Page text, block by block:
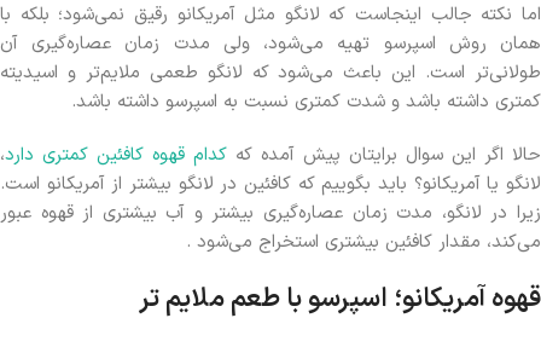
اما نکته جالب اینجاست که لانگو مثل آمریکانو رقیق نمی‌شود؛ بلکه با
همان روش اسپرسو تهیه می‌شود، ولی مدت زمان عصاره‌گیری آن
طولانی‌تر است. این باعث می‌شود که لانگو طعمی ملایم‌تر و اسیدیته
کمتری داشته باشد و شدت کمتری نسبت به اسپرسو داشته باشد.
حالا اگر این سوال برایتان پیش آمده که کدام قهوه کافئین کمتری دارد،
لانگو یا آمریکانو؟ باید بگوییم که کافئین در لانگو بیشتر از آمریکانو است.
زیرا در لانگو، مدت زمان عصاره‌گیری بیشتر و آب بیشتری از قهوه عبور
می‌کند، مقدار کافئین بیشتری استخراج می‌شود .
قهوه آمریکانو؛ اسپرسو با طعم ملایم تر